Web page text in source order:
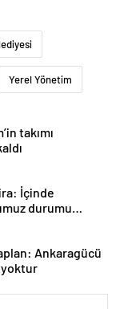
Yerel Yönetim
takımı
İçinde
durumu
gerek
Ankaragücü